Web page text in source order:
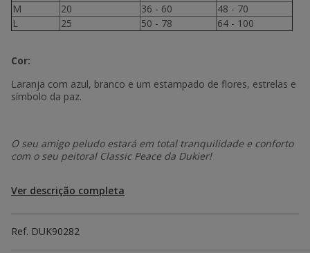
M
20 36 - 60
48 - 70
L
25 50 - 78 64 - 100
Cor:
Laranja com azul, branco e um estampado de flores, estrelas e
símbolo da paz.
O seu amigo peludo estará em total tranquilidade e conforto
com o seu peitoral Classic Peace da Dukier!
Ver descrição completa
Ref. DUK90282